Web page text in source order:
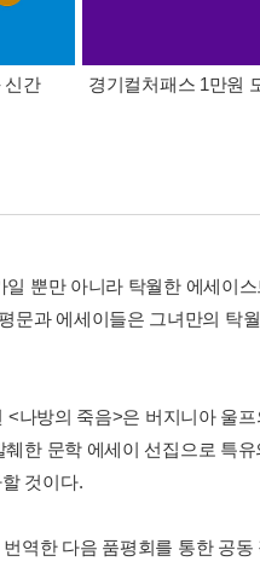
신간
경기컬처패스 1만원
뿐만 아니라 탁월한 에세이
문과 에세이들은 그녀만의 탁
나방의 죽음>은 버지니아 울프
한 문학 에세이 선집으로 특
것이다.
역한 다음 품평회를 통한 공동